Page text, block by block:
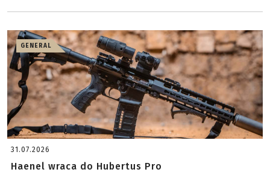
GENERAL
31.07.2026
Haenel wraca do Hubertus Pro